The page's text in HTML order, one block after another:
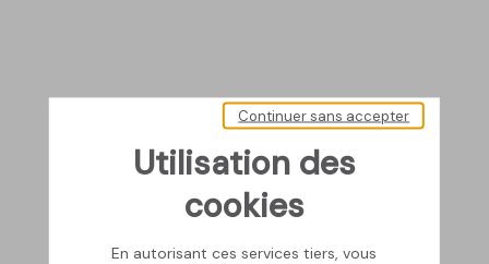
Utilisation des
cookies
En autorisant ces services tiers, vous
Continuer sans accepter